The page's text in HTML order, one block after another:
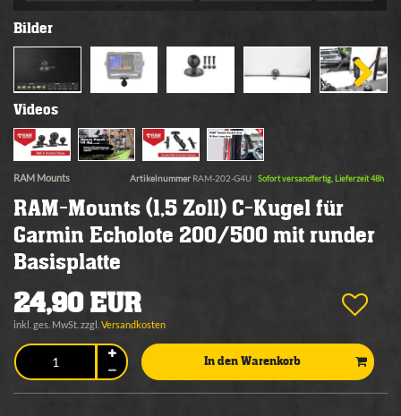
Bilder
Videos
RAM Mounts Artikelnummer RAM-202-G4U Sofort versandfertig, Lieferzeit 48h
RAM-Mounts (1,5 Zoll) C-Kugel für
Garmin Echolote 200/500 mit runder
Basisplatte
24,90 EUR
inkl. ges. MwSt. zzgl. Versandkosten
In den Warenkorb